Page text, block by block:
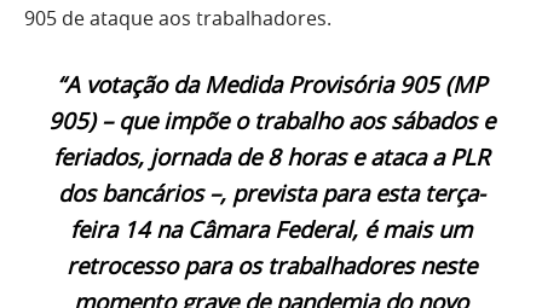
905 de ataque aos trabalhadores.
“A votação da Medida Provisória 905 (MP
905) – que impõe o trabalho aos sábados e
feriados, jornada de 8 horas e ataca a PLR
dos bancários –, prevista para esta terça-
feira 14 na Câmara Federal, é mais um
retrocesso para os trabalhadores neste
momento grave de pandemia do novo